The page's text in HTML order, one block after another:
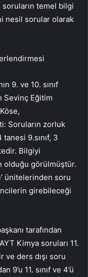
soruların temel bilgi
nesil sorular olarak
9. ve 10. sınıf
Sevinç Eğitim
Soruların zorluk
9.sınıf, 3
Bilgiyi
olduğu görülmüştür.
ünitelerinden soru
girebileceği
tarafından
Kimya soruları 11.
ve ders dışı soru
9’u 11. sınıf ve 4’ü